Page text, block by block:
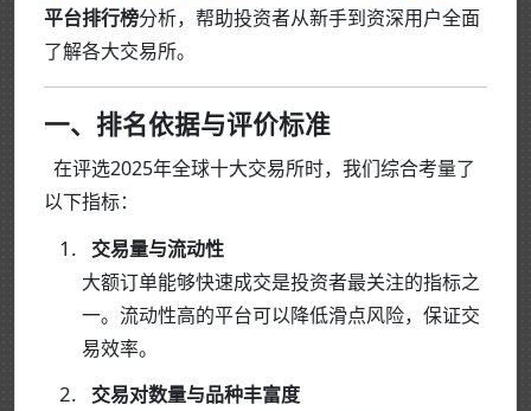
平台排行榜分析，帮助投资者从新手到资深用户全面
了解各大交易所。
一、排名依据与评价标准
在评选2025年全球十大交易所时，我们综合考量了
以下指标：
交易量与流动性
大额订单能够快速成交是投资者最关注的指标之
一。流动性高的平台可以降低滑点风险，保证交
易效率。
交易对数量与品种丰富度